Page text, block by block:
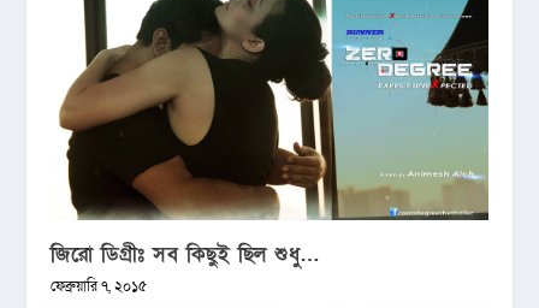
জিরো ডিগ্রীঃ সব কিছুই ছিল শুধু…
ফেব্রুয়ারি ৭, ২০১৫